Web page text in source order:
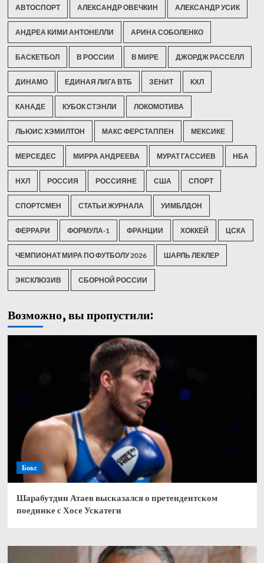
АВТОСПОРТ АЛЕКСАНДР ОВЕЧКИН АЛЕКСАНДР УСИК
АНДРЕА КИМИ АНТОНЕЛЛИ АРИНА СОБОЛЕНКО
БАСКЕТБОЛ В РОССИИ В МИРЕ ДЖОРДЖ РАССЕЛЛ
ДИНАМО ЕДИНАЯ ЛИГА ВТБ ЗЕНИТ КХЛ
КАНАДЕ КУБОК СТЭНЛИ ЛОКОМОТИВА
ЛЬЮИС ХЭМИЛТОН МАКС ФЕРСТАППЕН МЕКСИКЕ
МЕРСЕДЕС МИРРА АНДРЕЕВА МУРАТ ГАССИЕВ НБА
НХЛ РОССИЯ РОССИЯНЕ США СПОРТ
СПОРТСМЕН СТАТЬИ ЖУРНАЛА УИМБЛДОН
ФЕРРАРИ ФОРМУЛА-1 ФРАНЦИИ ХОККЕЙ ЦСКА
ЧЕМПИОНАТ МИРА ПО ФУТБОЛУ 2026 ШАРЛЬ ЛЕКЛЕР
ЭКСКЛЮЗИВ СБОРНОЙ РОССИИ
Возможно, вы пропустили:
Бокс
Шарабутдин Атаев высказался о претендентском
поединке с Хосе Ускатеги